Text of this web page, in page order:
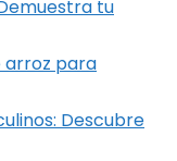
tu
arroz para
Descubre